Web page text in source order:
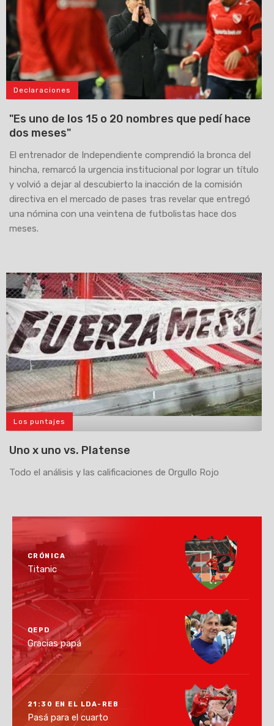
Declaraciones
"Es uno de los 15 o 20 nombres que pedí hace
dos meses"
El entrenador de Independiente comprendió la bronca del
hincha, remarcó la urgencia institucional por lograr un título
y volvió a dejar al descubierto la inacción de la comisión
directiva en el mercado de pases tras revelar que entregó
una nómina con una veintena de futbolistas hace dos
meses.
Los puntajes
Uno x uno vs. Platense
Todo el análisis y las calificaciones de Orgullo Rojo
CRÓNICA
Titanic
QEPD
Gracias papá
21:30 EN EL LDA-REB
Pasá para el cuarto